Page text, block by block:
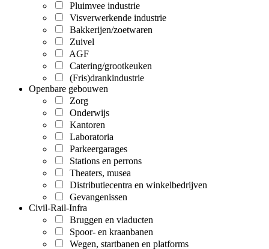
Pluimvee industrie
Visverwerkende industrie
Bakkerijen/zoetwaren
Zuivel
AGF
Catering/grootkeuken
(Fris)drankindustrie
Openbare gebouwen
Zorg
Onderwijs
Kantoren
Laboratoria
Parkeergarages
Stations en perrons
Theaters, musea
Distributiecentra en winkelbedrijven
Gevangenissen
Civil-Rail-Infra
Bruggen en viaducten
Spoor- en kraanbanen
Wegen, startbanen en platforms